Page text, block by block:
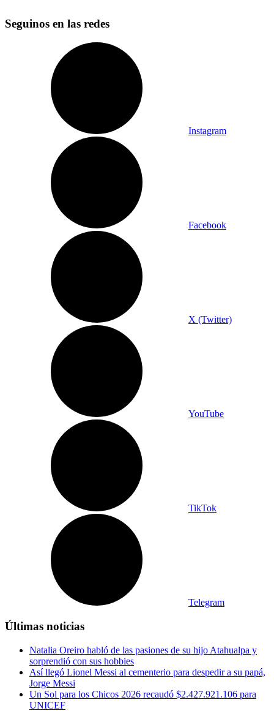
Seguinos en las redes
Instagram
Facebook
X (Twitter)
YouTube
TikTok
Telegram
Últimas noticias
Natalia Oreiro habló de las pasiones de su hijo Atahualpa y
sorprendió con sus hobbies
Así llegó Lionel Messi al cementerio para despedir a su papá,
Jorge Messi
Un Sol para los Chicos 2026 recaudó $2.427.921.106 para
UNICEF